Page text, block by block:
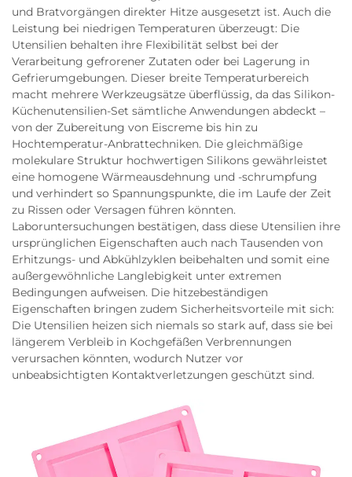
und Bratvorgängen direkter Hitze ausgesetzt ist. Auch die
Leistung bei niedrigen Temperaturen überzeugt: Die
Utensilien behalten ihre Flexibilität selbst bei der
Verarbeitung gefrorener Zutaten oder bei Lagerung in
Gefrierumgebungen. Dieser breite Temperaturbereich
macht mehrere Werkzeugsätze überflüssig, da das Silikon-
Küchenutensilien-Set sämtliche Anwendungen abdeckt –
von der Zubereitung von Eiscreme bis hin zu
Hochtemperatur-Anbrattechniken. Die gleichmäßige
molekulare Struktur hochwertigen Silikons gewährleistet
eine homogene Wärmeausdehnung und -schrumpfung
und verhindert so Spannungspunkte, die im Laufe der Zeit
zu Rissen oder Versagen führen könnten.
Laboruntersuchungen bestätigen, dass diese Utensilien ihre
ursprünglichen Eigenschaften auch nach Tausenden von
Erhitzungs- und Abkühlzyklen beibehalten und somit eine
außergewöhnliche Langlebigkeit unter extremen
Bedingungen aufweisen. Die hitzebeständigen
Eigenschaften bringen zudem Sicherheitsvorteile mit sich:
Die Utensilien heizen sich niemals so stark auf, dass sie bei
längerem Verbleib in Kochgefäßen Verbrennungen
verursachen könnten, wodurch Nutzer vor
unbeabsichtigten Kontaktverletzungen geschützt sind.